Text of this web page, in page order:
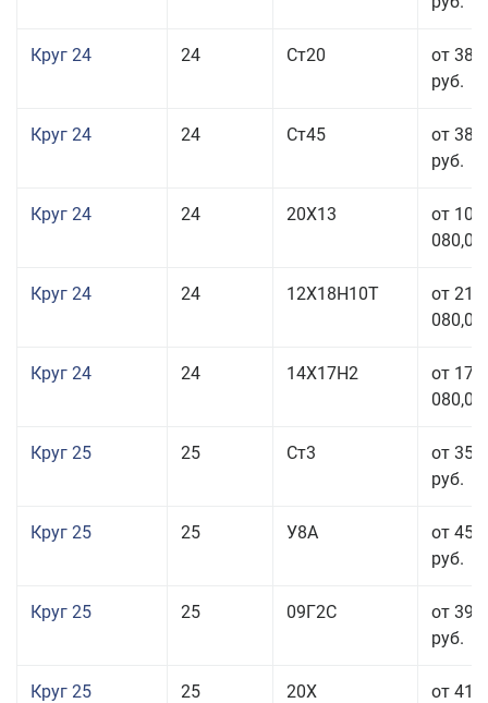
Круг 24 24 Ст20
от 38
руб.
Круг 24 24 Ст45
от 38
руб.
Круг 24 24 20Х13
от 103
080,00
Круг 24 24 12Х18Н10Т
от 211
080,00
Круг 24 24 14Х17Н2
от 178
080,00
Круг 25 25 Ст3
от 35
руб.
Круг 25 25 У8А
от 45
руб.
Круг 25 25 09Г2С
от 39
руб.
Круг 25 25 20Х
от 41